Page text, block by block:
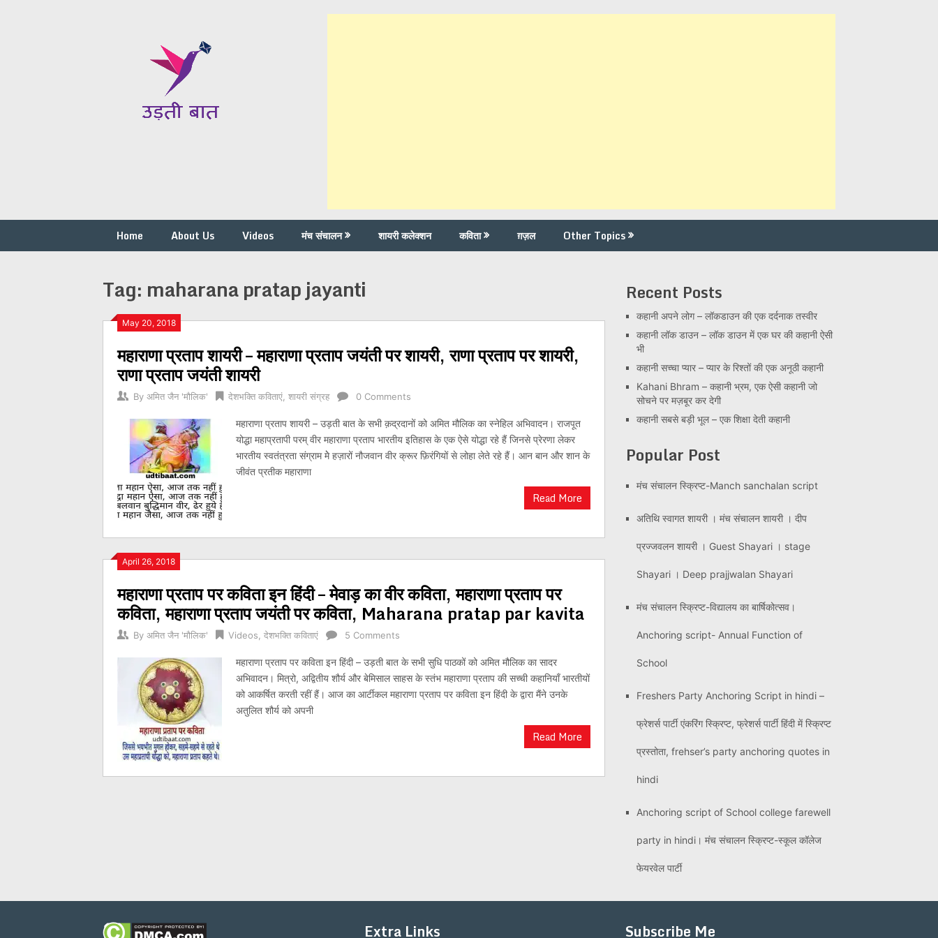
Home About Us Videos मंच संचालन शायरी कलेक्शन कविता ग़ज़ल Other Topics
Tag: maharana pratap jayanti
May 20, 2018
महाराणा प्रताप शायरी – महाराणा प्रताप जयंती पर शायरी, राणा प्रताप पर शायरी,
राणा प्रताप जयंती शायरी
By अमित जैन 'मौलिक' देशभक्ति कविताएं शायरी संग्रह 0 Comments
महाराणा प्रताप शायरी – उड़ती बात के सभी क़द्रदानों को अमित मौलिक का स्नेहिल अभिवादन। राजपूत
योद्धा महाप्रतापी परम् वीर महाराणा प्रताप भारतीय इतिहास के एक ऐसे योद्धा रहे हैं जिनसे प्रेरणा लेकर
भारतीय स्वतंत्रता संग्राम मेे हज़ारों नौजवान वीर क्रूर फ़िरंगियों से लोहा लेते रहे हैं। आन बान और शान के
जीवंत प्रतीक महाराणा
Read More
April 26, 2018
महाराणा प्रताप पर कविता इन हिंदी – मेवाड़ का वीर कविता, महाराणा प्रताप पर
कविता, महाराणा प्रताप जयंती पर कविता, Maharana pratap par kavita
By अमित जैन 'मौलिक' Videos देशभक्ति कविताएं 5 Comments
महाराणा प्रताप पर कविता इन हिंदी – उड़ती बात के सभी सुधि पाठकों को अमित मौलिक का सादर
अभिवादन। मित्रो, अद्वितीय शौर्य और बेमिसाल साहस के स्तंभ महाराणा प्रताप की सच्ची कहानियाँ भारतीयों
को आकर्षित करती रहीं हैं। आज का आर्टीकल महाराणा प्रताप पर कविता इन हिंदी के द्वारा मैंने उनके
अतुलित शौर्य को अपनी
Read More
Posts
navigation
Recent Posts
कहानी अपने लोग – लॉकडाउन की एक दर्दनाक तस्वीर
कहानी लॉक डाउन – लॉक डाउन में एक घर की कहानी ऐसी
भी
कहानी सच्चा प्यार – प्यार के रिश्तों की एक अनूठी कहानी
Kahani Bhram – कहानी भ्रम, एक ऐसी कहानी जो
सोचने पर मज़बूर कर देगी
कहानी सबसे बड़ी भूल – एक शिक्षा देती कहानी
Popular Post
मंच संचालन स्क्रिप्ट-Manch sanchalan script
अतिथि स्वागत शायरी । मंच संचालन शायरी । दीप
प्रज्जवलन शायरी । Guest Shayari । stage
Shayari । Deep prajjwalan Shayari
मंच संचालन स्क्रिप्ट-विद्यालय का बार्षिकोत्सव।
Anchoring script- Annual Function of
School
Freshers Party Anchoring Script in hindi –
फ्रेशर्स पार्टी एंकरिंग स्क्रिप्ट, फ्रेशर्स पार्टी हिंदी में स्क्रिप्ट
प्रस्तोता, frehser’s party anchoring quotes in
hindi
Anchoring script of School college farewell
party in hindi। मंच संचालन स्क्रिप्ट-स्कूल कॉलेज
फेयरवेल पार्टी
Extra Links Subscribe Me